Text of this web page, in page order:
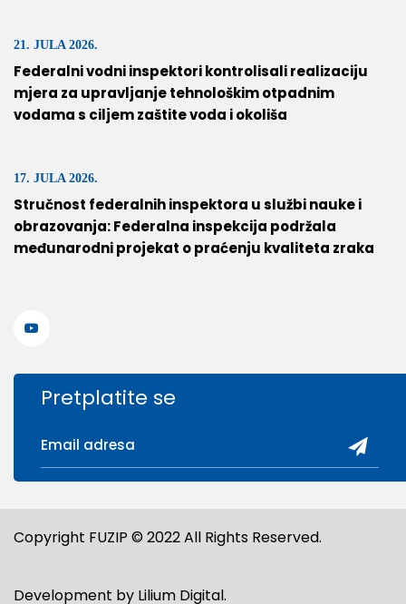
21. JULA 2026.
Federalni vodni inspektori kontrolisali realizaciju
mjera za upravljanje tehnološkim otpadnim
vodama s ciljem zaštite voda i okoliša
17. JULA 2026.
Stručnost federalnih inspektora u službi nauke i
obrazovanja: Federalna inspekcija podržala
međunarodni projekat o praćenju kvaliteta zraka
Pretplatite se
Copyright FUZIP © 2022 All Rights Reserved.
Development by Lilium Digital.